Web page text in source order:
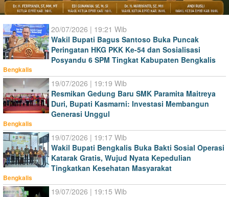
20/07/2026 | 19:21 Wib
Wakil Bupati Bagus Santoso Buka Puncak
Peringatan HKG PKK Ke-54 dan Sosialisasi
Posyandu 6 SPM Tingkat Kabupaten Bengkalis
Bengkalis
19/07/2026 | 19:19 Wib
Resmikan Gedung Baru SMK Paramita Maitreya
Duri, Bupati Kasmarni: Investasi Membangun
Generasi Unggul
Bengkalis
19/07/2026 | 19:17 Wib
Wakil Bupati Bengkalis Buka Bakti Sosial Operasi
Katarak Gratis, Wujud Nyata Kepedulian
Tingkatkan Kesehatan Masyarakat
Bengkalis
19/07/2026 | 19:15 Wib